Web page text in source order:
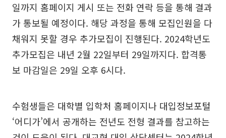
일까지 홈페이지 게시 또는 전화 연락 등을 통해 결과
가 통보될 예정이다. 해당 과정을 통해 모집인원을 다
채워지 못할 경우 추가모집이 진행된다. 2024학년도
추가모집은 내년 2월 22일부터 29일까지다. 합격통
보 마감일은 29일 오후 6시다.
수험생들은 대학별 입학처 홈페이지나 대입정보포털
‘어디가’에서 공개하는 전년도 전형 결과를 참고하는